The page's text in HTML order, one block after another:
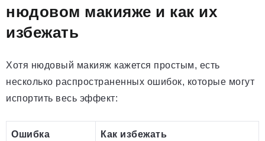
нюдовом макияже и как их
избежать
Хотя нюдовый макияж кажется простым, есть
несколько распространенных ошибок, которые могут
испортить весь эффект:
Ошибка Как избежать